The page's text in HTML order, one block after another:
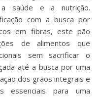
a saúde e a nutrição.
com a busca por
em fibras, este pão
de alimentos que
sem sacrificar o
até a busca por uma
dos grãos integrais e
essenciais para uma